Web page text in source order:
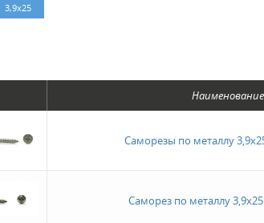
3,9х25
Наименование
Саморезы по металлу
Саморез по металлу